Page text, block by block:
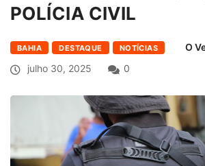
POLÍCIA CIVIL
BAHIA DESTAQUE NOTÍCIAS
O
julho 30, 2025
0